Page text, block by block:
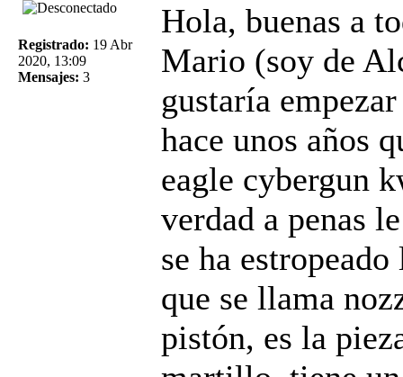
Registrado: 19 Abr
2020, 13:09
Mensajes: 3
Hola, buenas a
Mario (soy de
gustaría
hace unos años
eagle cybergun
verdad a penas
se ha
que se llama
pistón, es la